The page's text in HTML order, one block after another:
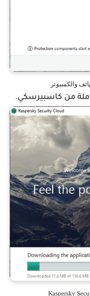
من كاسبيرسكي.